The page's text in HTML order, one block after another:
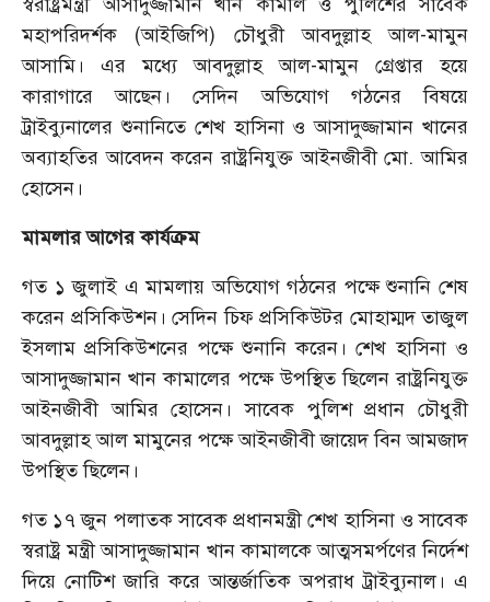
মহাপরিদর্শক (আইজিপি) চৌধুরী আবদুল্লাহ আল-মামুন
আসামি। এর মধ্যে আবদুল্লাহ আল-মামুন গ্রেপ্তার হয়ে
কারাগারে আছেন। সেদিন অভিযোগ গঠনের বিষয়ে
ট্রাইব্যুনালের শুনানিতে শেখ হাসিনা ও আসাদুজ্জামান খানের
অব্যাহতির আবেদন করেন রাষ্ট্রনিযুক্ত আইনজীবী মো. আমির
হোসেন।
মামলার আগের কার্যক্রম
গত ১ জুলাই এ মামলায় অভিযোগ গঠনের পক্ষে শুনানি শেষ
করেন প্রসিকিউশন। সেদিন চিফ প্রসিকিউটর মোহাম্মদ তাজুল
ইসলাম প্রসিকিউশনের পক্ষে শুনানি করেন। শেখ হাসিনা ও
আসাদুজ্জামান খান কামালের পক্ষে উপস্থিত ছিলেন রাষ্ট্রনিযুক্ত
আইনজীবী আমির হোসেন। সাবেক পুলিশ প্রধান চৌধুরী
আবদুল্লাহ আল মামুনের পক্ষে আইনজীবী জায়েদ বিন আমজাদ
উপস্থিত ছিলেন।
গত ১৭ জুন পলাতক সাবেক প্রধানমন্ত্রী শেখ হাসিনা ও সাবেক
স্বরাষ্ট্র মন্ত্রী আসাদুজ্জামান খান কামালকে আত্মসমর্পণের নির্দেশ
দিয়ে নোটিশ জারি করে আন্তর্জাতিক অপরাধ ট্রাইব্যুনাল। এ